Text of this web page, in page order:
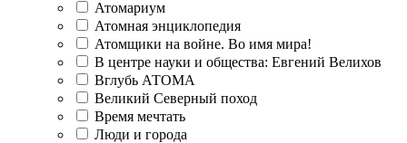
Атомариум
Атомная энциклопедия
Атомщики на войне. Во имя мира!
В центре науки и общества: Евгений Велихов
Вглубь АТОМА
Великий Северный поход
Время мечтать
Люди и города